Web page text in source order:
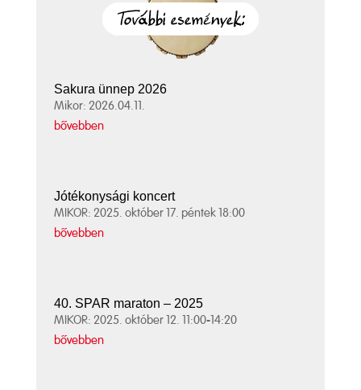
Sakura ünnep 2026
Mikor: 2026.04.11.
bővebben
Jótékonysági koncert
MIKOR: 2025. október 17. péntek 18:00
bővebben
40. SPAR maraton – 2025
MIKOR: 2025. október 12. 11:00-14:20
bővebben